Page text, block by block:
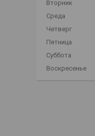
Вторник
Среда
Четверг
Пятница
Суббота
Воскресенье